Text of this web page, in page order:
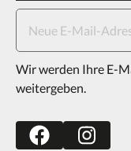
Wir werden Ihre E-
weitergeben.